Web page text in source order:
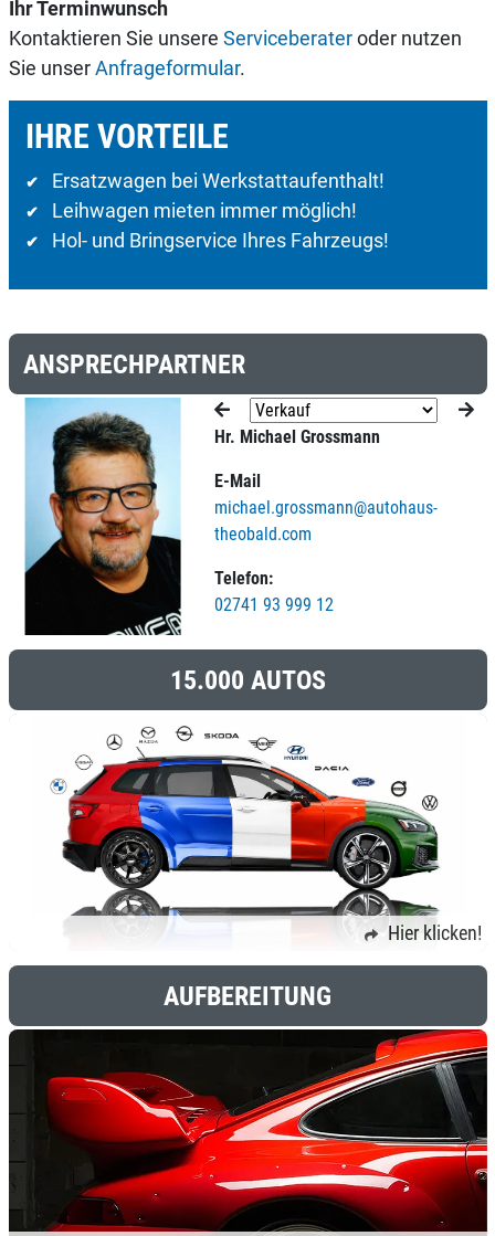
Ihr Terminwunsch
Kontaktieren Sie unsere Serviceberateroder nutzen
Sie unserAnfrageformular.
IHRE VORTEILE
✔ Ersatzwagen bei Werkstattaufenthalt!
✔ Leihwagen mieten immer möglich!
✔ Hol- und Bringservice Ihres Fahrzeugs!
ANSPRECHPARTNER
Hr. Michael Grossmann
E-Mail
michael.grossmann@autohaus-
theobald.com
Telefon:
02741 93 999 12
15.000 AUTOS
Hier klicken!
AUFBEREITUNG